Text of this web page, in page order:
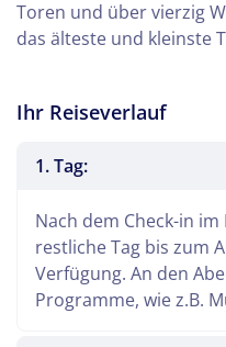
Toren und über vierzig
das älteste und kleinste
Ihr Reiseverlauf
1. Tag:
Nach dem Check-in
restliche Tag bis zum
Verfügung. An den
Programme, wie z.B.